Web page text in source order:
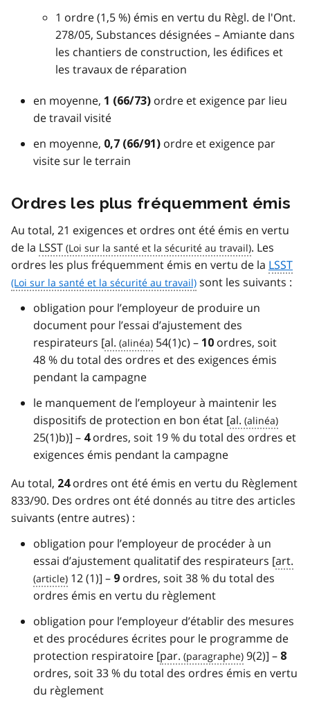
1 ordre (1,5 %) émis en vertu du Règl. de l'Ont.
278/05, Substances désignées – Amiante dans
les chantiers de construction, les édifices et
les travaux de réparation
en moyenne, 1 (66/73) ordre et exigence par lieu
de travail visité
en moyenne, 0,7 (66/91) ordre et exigence par
visite sur le terrain
Ordres les plus fréquemment émis
Au total, 21 exigences et ordres ont été émis en vertu
de la LSST
. Les
ordres les plus fréquemment émis en vertu de la LSST
sont les suivants :
obligation pour l’employeur de produire un
document pour l’essai d’ajustement des
respirateurs [al. 54(1)c) – 10 ordres, soit
48 % du total des ordres et des exigences émis
pendant la campagne
le manquement de l’employeur à maintenir les
dispositifs de protection en bon état [al.
25(1)b)] – 4ordres, soit 19 % du total des ordres et
exigences émis pendant la campagne
Au total, 24ordres ont été émis en vertu du Règlement
833/90. Des ordres ont été donnés au titre des articles
suivants (entre autres) :
obligation pour l’employeur de procéder à un
essai d’ajustement qualitatif des respirateurs [art.
12 (1)] – 9 ordres, soit 38 % du total des
ordres émis en vertu du règlement
obligation pour l’employeur d’établir des mesures
et des procédures écrites pour le programme de
protection respiratoire [par. 9(2)] – 8
ordres, soit 33 % du total des ordres émis en vertu
du règlement